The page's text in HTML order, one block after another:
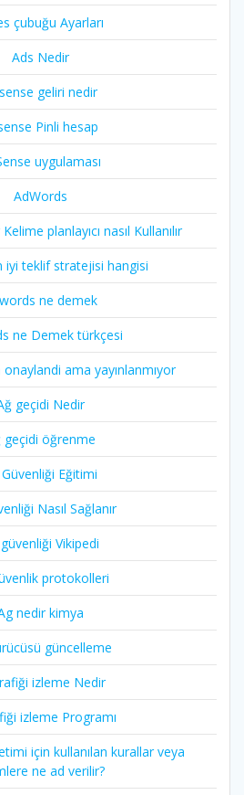
çubuğu Ayarları
Ads Nedir
geliri nedir
Pinli hesap
uygulaması
AdWords
planlayıcı nasıl Kullanılır
iyi teklif stratejisi hangisi
ne demek
ne Demek türkçesi
ama yayınlanmıyor
geçidi Nedir
geçidi öğrenme
Eğitimi
Nasıl Sağlanır
Vikipedi
protokolleri
nedir kimya
güncelleme
izleme Nedir
izleme Programı
için kullanılan kurallar veya
ne ad verilir?